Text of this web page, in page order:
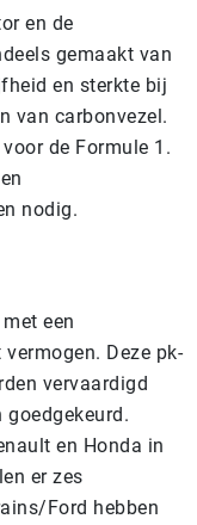
en de
gemaakt van
en sterkte bij
van carbonvezel.
de Formule 1.
nodig.
een
Deze pk-
vervaardigd
goedgekeurd.
en Honda in
er zes
Ford hebben